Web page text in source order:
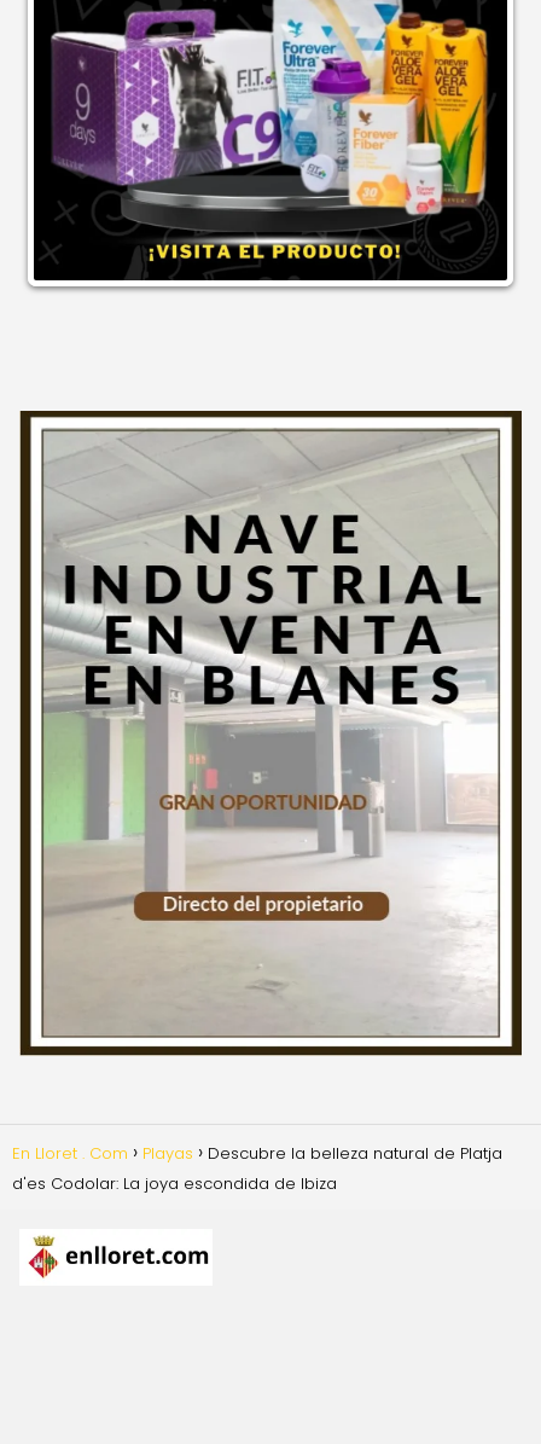
En Lloret . Com Playas
Descubre la belleza natural de Platja
d'es Codolar: La joya escondida de Ibiza